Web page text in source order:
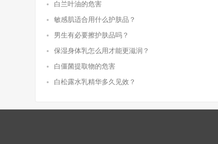
白兰叶油的危害
敏感肌适合用什么护肤品？
男生有必要擦护肤品吗？
保湿身体乳怎么用才能更滋润？
白僵菌提取物的危害
白松露水乳精华多久见效？